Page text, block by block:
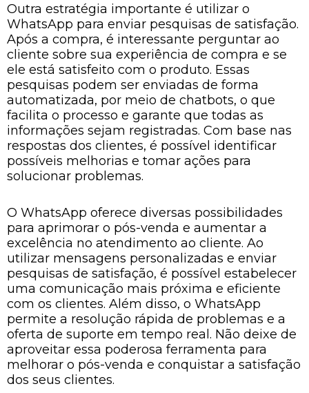
Outra estratégia importante é utilizar o
WhatsApp para enviar pesquisas de satisfação.
Após a compra, é interessante perguntar ao
cliente sobre sua experiência de compra e se
ele está satisfeito com o produto. Essas
pesquisas podem ser enviadas de forma
automatizada, por meio de chatbots, o que
facilita o processo e garante que todas as
informações sejam registradas. Com base nas
respostas dos clientes, é possível identificar
possíveis melhorias e tomar ações para
solucionar problemas.
O WhatsApp oferece diversas possibilidades
para aprimorar o pós-venda e aumentar a
excelência no atendimento ao cliente. Ao
utilizar mensagens personalizadas e enviar
pesquisas de satisfação, é possível estabelecer
uma comunicação mais próxima e eficiente
com os clientes. Além disso, o WhatsApp
permite a resolução rápida de problemas e a
oferta de suporte em tempo real. Não deixe de
aproveitar essa poderosa ferramenta para
melhorar o pós-venda e conquistar a satisfação
dos seus clientes.